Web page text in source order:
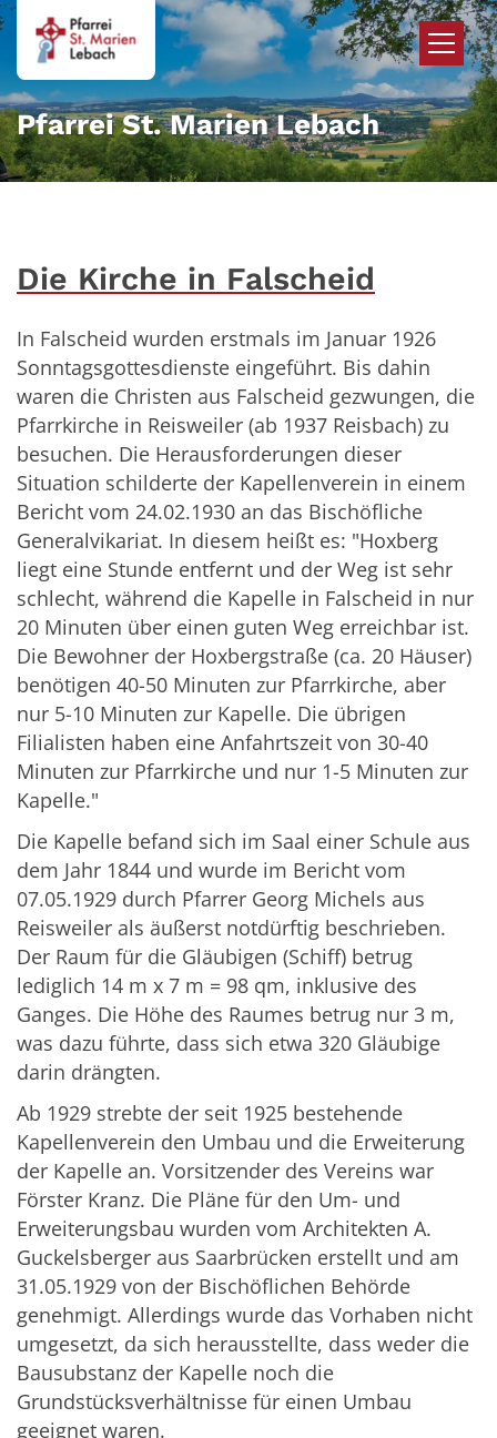
Zum Inhalt springen
Pfarrei St. Marien Lebach
Die Kirche in Falscheid
In Falscheid wurden erstmals im Januar 1926
Sonntagsgottesdienste eingeführt. Bis dahin
waren die Christen aus Falscheid gezwungen, die
Pfarrkirche in Reisweiler (ab 1937 Reisbach) zu
besuchen. Die Herausforderungen dieser
Situation schilderte der Kapellenverein in einem
Bericht vom 24.02.1930 an das Bischöfliche
Generalvikariat. In diesem heißt es: "Hoxberg
liegt eine Stunde entfernt und der Weg ist sehr
schlecht, während die Kapelle in Falscheid in nur
20 Minuten über einen guten Weg erreichbar ist.
Die Bewohner der Hoxbergstraße (ca. 20 Häuser)
benötigen 40-50 Minuten zur Pfarrkirche, aber
nur 5-10 Minuten zur Kapelle. Die übrigen
Filialisten haben eine Anfahrtszeit von 30-40
Minuten zur Pfarrkirche und nur 1-5 Minuten zur
Kapelle."
Die Kapelle befand sich im Saal einer Schule aus
dem Jahr 1844 und wurde im Bericht vom
07.05.1929 durch Pfarrer Georg Michels aus
Reisweiler als äußerst notdürftig beschrieben.
Der Raum für die Gläubigen (Schiff) betrug
lediglich 14 m x 7 m = 98 qm, inklusive des
Ganges. Die Höhe des Raumes betrug nur 3 m,
was dazu führte, dass sich etwa 320 Gläubige
darin drängten.
Ab 1929 strebte der seit 1925 bestehende
Kapellenverein den Umbau und die Erweiterung
der Kapelle an. Vorsitzender des Vereins war
Förster Kranz. Die Pläne für den Um- und
Erweiterungsbau wurden vom Architekten A.
Guckelsberger aus Saarbrücken erstellt und am
31.05.1929 von der Bischöflichen Behörde
genehmigt. Allerdings wurde das Vorhaben nicht
umgesetzt, da sich herausstellte, dass weder die
Bausubstanz der Kapelle noch die
Grundstücksverhältnisse für einen Umbau
geeignet waren.